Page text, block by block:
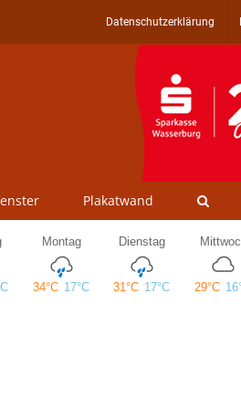
Datenschutzerklärung
Plakatwand